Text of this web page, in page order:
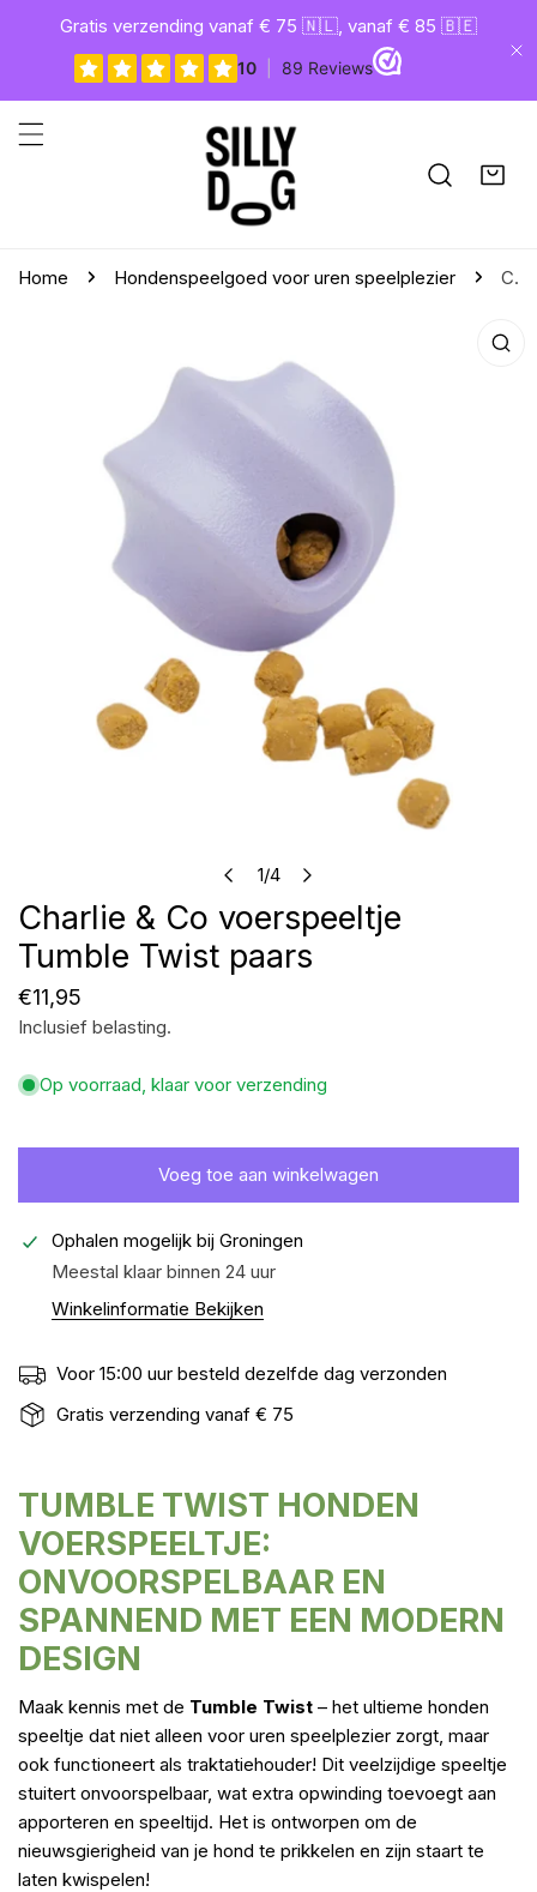
naar artikel
Gratis verzending vanaf € 75 🇳🇱, vanaf € 85 🇧🇪
Home Hondenspeelgoed voor uren speelplezier Charlie & Co voerspeeltje Tumble Twist paars
1/4
Charlie & Co voerspeeltje
Tumble Twist paars
Normale
prijs
€11,95
Inclusief belasting.
Op voorraad, klaar voor verzending
Voeg toe aan winkelwagen
Ophalen mogelijk bij Groningen
Meestal klaar binnen 24 uur
Winkelinformatie Bekijken
Voor 15:00 uur besteld dezelfde dag verzonden
Gratis verzending vanaf € 75
TUMBLE TWIST HONDEN
VOERSPEELTJE:
ONVOORSPELBAAR EN
SPANNEND MET EEN MODERN
DESIGN
Maak kennis met de Tumble Twist – het ultieme honden
speeltje dat niet alleen voor uren speelplezier zorgt, maar
ook functioneert als traktatiehouder! Dit veelzijdige speeltje
stuitert onvoorspelbaar, wat extra opwinding toevoegt aan
apporteren en speeltijd. Het is ontworpen om de
nieuwsgierigheid van je hond te prikkelen en zijn staart te
laten kwispelen!